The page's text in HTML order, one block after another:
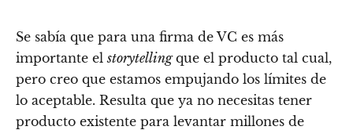
Se sabía que para una firma de VC es más
importante elstorytellingque el producto tal cual,
pero creo que estamos empujando los límites de
lo aceptable. Resulta que ya no necesitas tener
producto existente para levantar millones de